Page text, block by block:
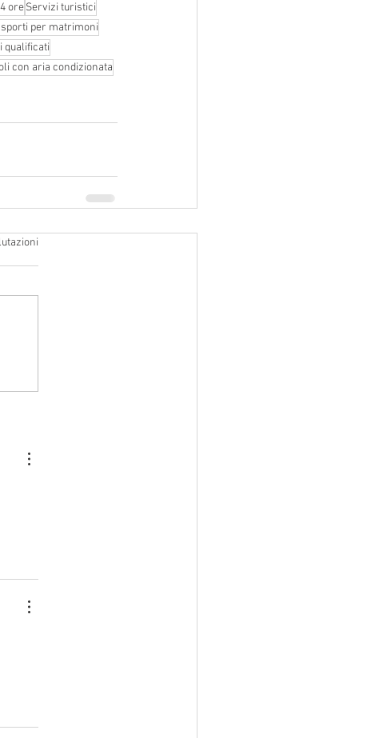
oreServizi turistici
per matrimoni
qualificati
con aria condizionata